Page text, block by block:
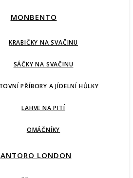
MONBENTO
KRABIČKY NA SVAČINU
SÁČKY NA SVAČINU
PŘÍBORY A JÍDELNÍ HŮLKY
LAHVE NA PITÍ
OMÁČNÍKY
LONDON